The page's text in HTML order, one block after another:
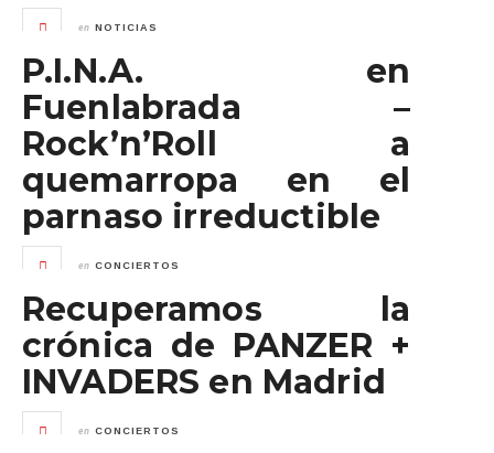
en NOTICIAS
P.I.N.A. en
Fuenlabrada –
Rock’n’Roll a
quemarropa en el
parnaso irreductible
en CONCIERTOS
Recuperamos la
crónica de PANZER +
INVADERS en Madrid
en CONCIERTOS